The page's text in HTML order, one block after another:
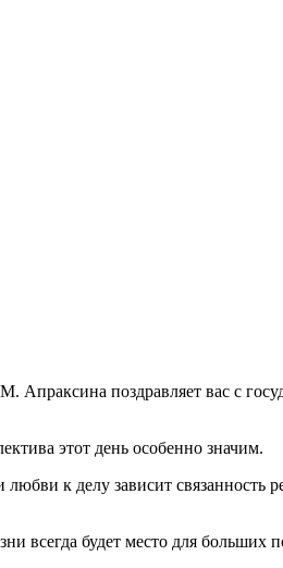
Апраксина поздравляет вас с
этот день особенно значим.
к делу зависит связанность
всегда будет место для больших